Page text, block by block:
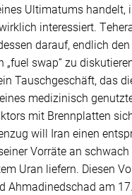
Ultimatums handelt,
interessiert.
darauf, endlich den
„fuel swap“ zu
Tauschgeschäft, das
medizinisch
mit Brennplatten
will Iran einen
Vorräte an schwach
Uran liefern. Diesen
Ahmadinedschad am